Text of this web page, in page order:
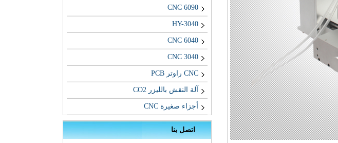
CNC 6090
HY-3040
CNC 6040
CNC 3040
CNC راوتر PCB
آلة النقش بالليزر CO2
أجزاء صغيرة CNC
اتصل بنا